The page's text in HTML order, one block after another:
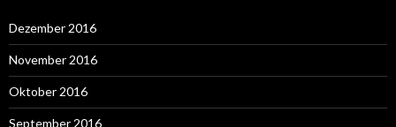
Dezember 2016
November 2016
Oktober 2016
September 2016